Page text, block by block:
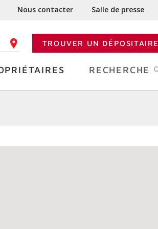
Nous contacter Salle de presse
POSTALTROUVER UN DÉPOSITAIRE
RECHERCHE